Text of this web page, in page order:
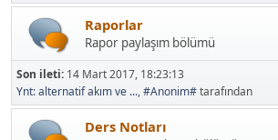
Raporlar
Rapor paylaşım bölümü
Son ileti:14 Mart 2017, 18:23:13
Ynt: alternatif akım ve ... ,#Anonim#
Ders Notları
Ders notu paylaşım bölümü